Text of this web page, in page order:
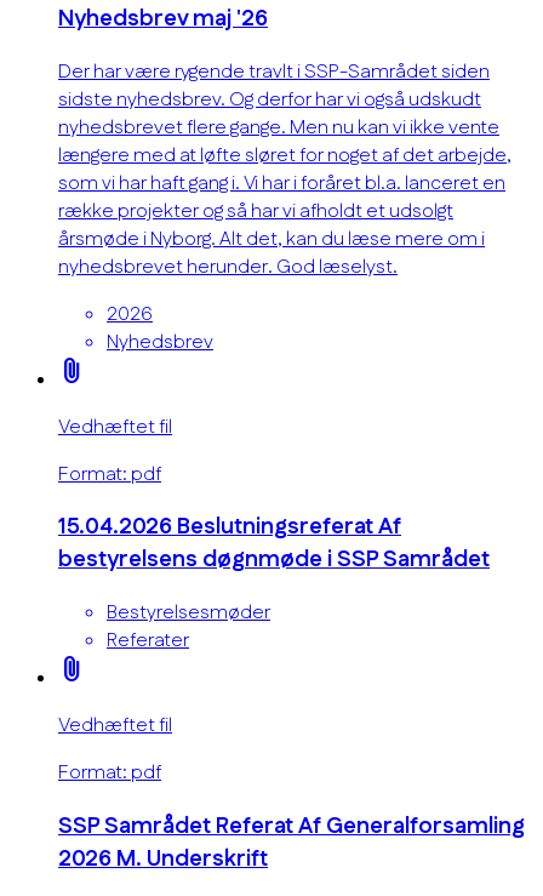
Nyhedsbrev maj '26
Der har være rygende travlt i SSP-Samrådet siden
sidste nyhedsbrev. Og derfor har vi også udskudt
nyhedsbrevet flere gange. Men nu kan vi ikke vente
længere med at løfte sløret for noget af det arbejde,
som vi har haft gang i. Vi har i foråret bl.a. lanceret en
række projekter og så har vi afholdt et udsolgt
årsmøde i Nyborg. Alt det, kan du læse mere om i
nyhedsbrevet herunder. God læselyst.
2026
Nyhedsbrev
attach_file
Vedhæftet fil
Format: pdf
15.04.2026 Beslutningsreferat Af
bestyrelsens døgnmøde i SSP Samrådet
Bestyrelsesmøder
Referater
attach_file
Vedhæftet fil
Format: pdf
SSP Samrådet Referat Af Generalforsamling
2026 M. Underskrift